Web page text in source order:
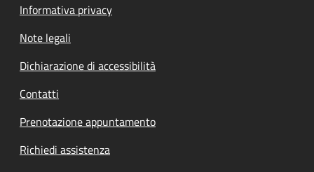
Informativa privacy
Note legali
Dichiarazione di accessibilità
Contatti
Prenotazione appuntamento
Richiedi assistenza